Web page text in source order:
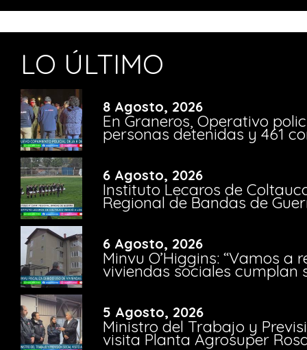
LO ÚLTIMO
8 Agosto, 2026
En Graneros, Operativo
personas detenidas y 461
6 Agosto, 2026
Instituto Lecaros de
Regional de Bandas de
6 Agosto, 2026
Minvu O’Higgins: “Vamos a
viviendas sociales cumplan
5 Agosto, 2026
Ministro del Trabajo y
visita Planta Agrosuper